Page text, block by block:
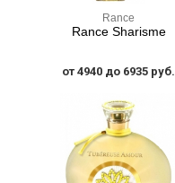
Rance
Rance Sharisme
от 4940 до 6935 руб.